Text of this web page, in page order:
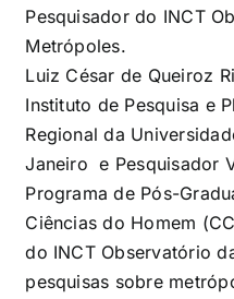
Pesquisador do INCT
Metrópoles.
Luiz César de Queiroz
Instituto de Pesquisa e
Regional da
Janeiro e Pesquisador
Programa de Pós-
Ciências do Homem
do INCT Observatório
pesquisas sobre